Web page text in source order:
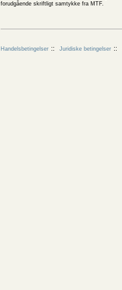
forudgående skriftligt samtykke fra MTF.
Handelsbetingelser Juridiske betingelser